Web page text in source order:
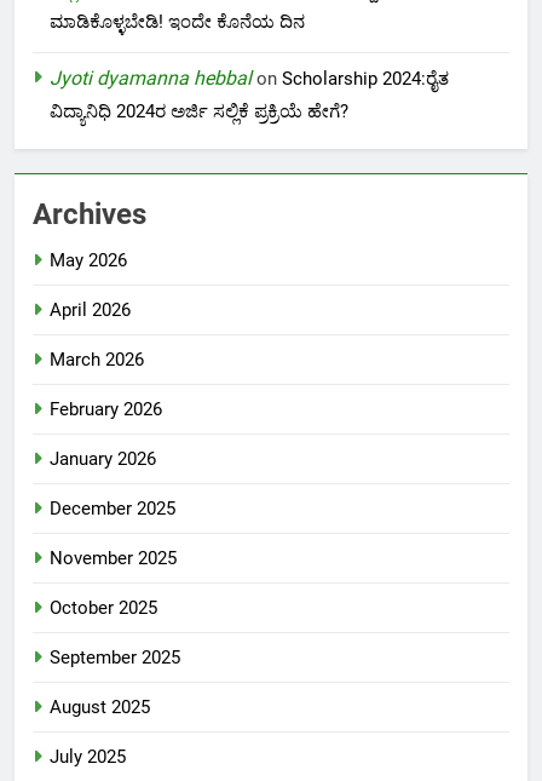
ಮಾಡಿಕೊಳ್ಳಬೇಡಿ! ಇಂದೇ ಕೊನೆಯ ದಿನ
Jyoti dyamanna hebbalon Scholarship 2024:ರೈತ
ವಿದ್ಯಾನಿಧಿ 2024ರ ಅರ್ಜಿ ಸಲ್ಲಿಕೆ ಪ್ರಕ್ರಿಯೆ ಹೇಗೆ?
Archives
May 2026
April 2026
March 2026
February 2026
January 2026
December 2025
November 2025
October 2025
September 2025
August 2025
July 2025